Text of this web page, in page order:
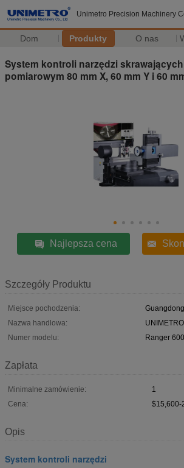
Unimetro Precision Machinery
Dom Produkty O nas
System kontroli narzędzi
pomiarowym 80 mm X, 60 mm Y i 60
Najlepsza cena
Szczegóły Produktu
Miejsce pochodzenia:
Nazwa handlowa:
UNIMETRO
Numer modelu:
Ranger 600
Zapłata
Minimalne zamówienie:
1
Cena:
$15,600-
Opis
System kontroli narzędzi